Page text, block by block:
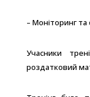
– Моніторинг та
Учасники
роздатковий